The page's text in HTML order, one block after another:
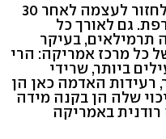
גואטמלה היא מדינה שמנסה לחזור לעצמה לאחר 30
גם לאורך כל
תרמילאים, בעיקר
כל מרכז אמריקה: הרי
ביותר, שרידי
רעידות האדמה כאן הן
שלה הן בקנה מידה
באמריקה